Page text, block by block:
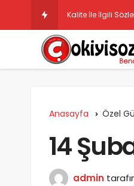
Anasayfa Özel
14
admin